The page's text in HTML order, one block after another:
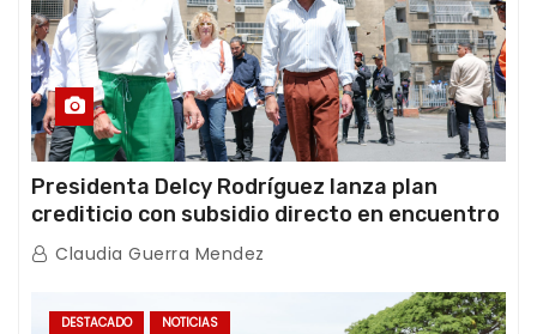
Presidenta Delcy Rodríguez lanza plan
crediticio con subsidio directo en encuentro
con Juntas de Condominio
Claudia Guerra Mendez
DESTACADO NOTICIAS